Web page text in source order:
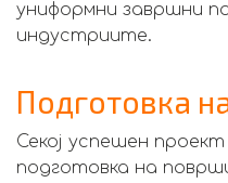
униформни завршни
индустриите.
Подготовка
Секој успешен
подготовка на